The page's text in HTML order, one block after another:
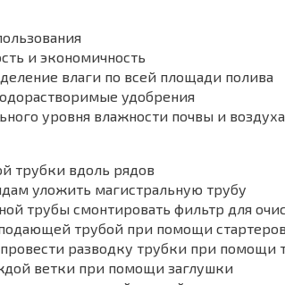
и экономичность
влаги по всей площади полива
удобрения
уровня влажности почвы и воздуха
трубки вдоль рядов
уложить магистральную трубу
трубы смонтировать фильтр для
трубой при помощи
разводку трубки при помощи
ветки при помощи заглушки